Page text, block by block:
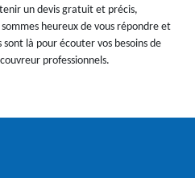
un devis gratuit et précis,
heureux de vous répondre et
là pour écouter vos besoins de
professionnels.